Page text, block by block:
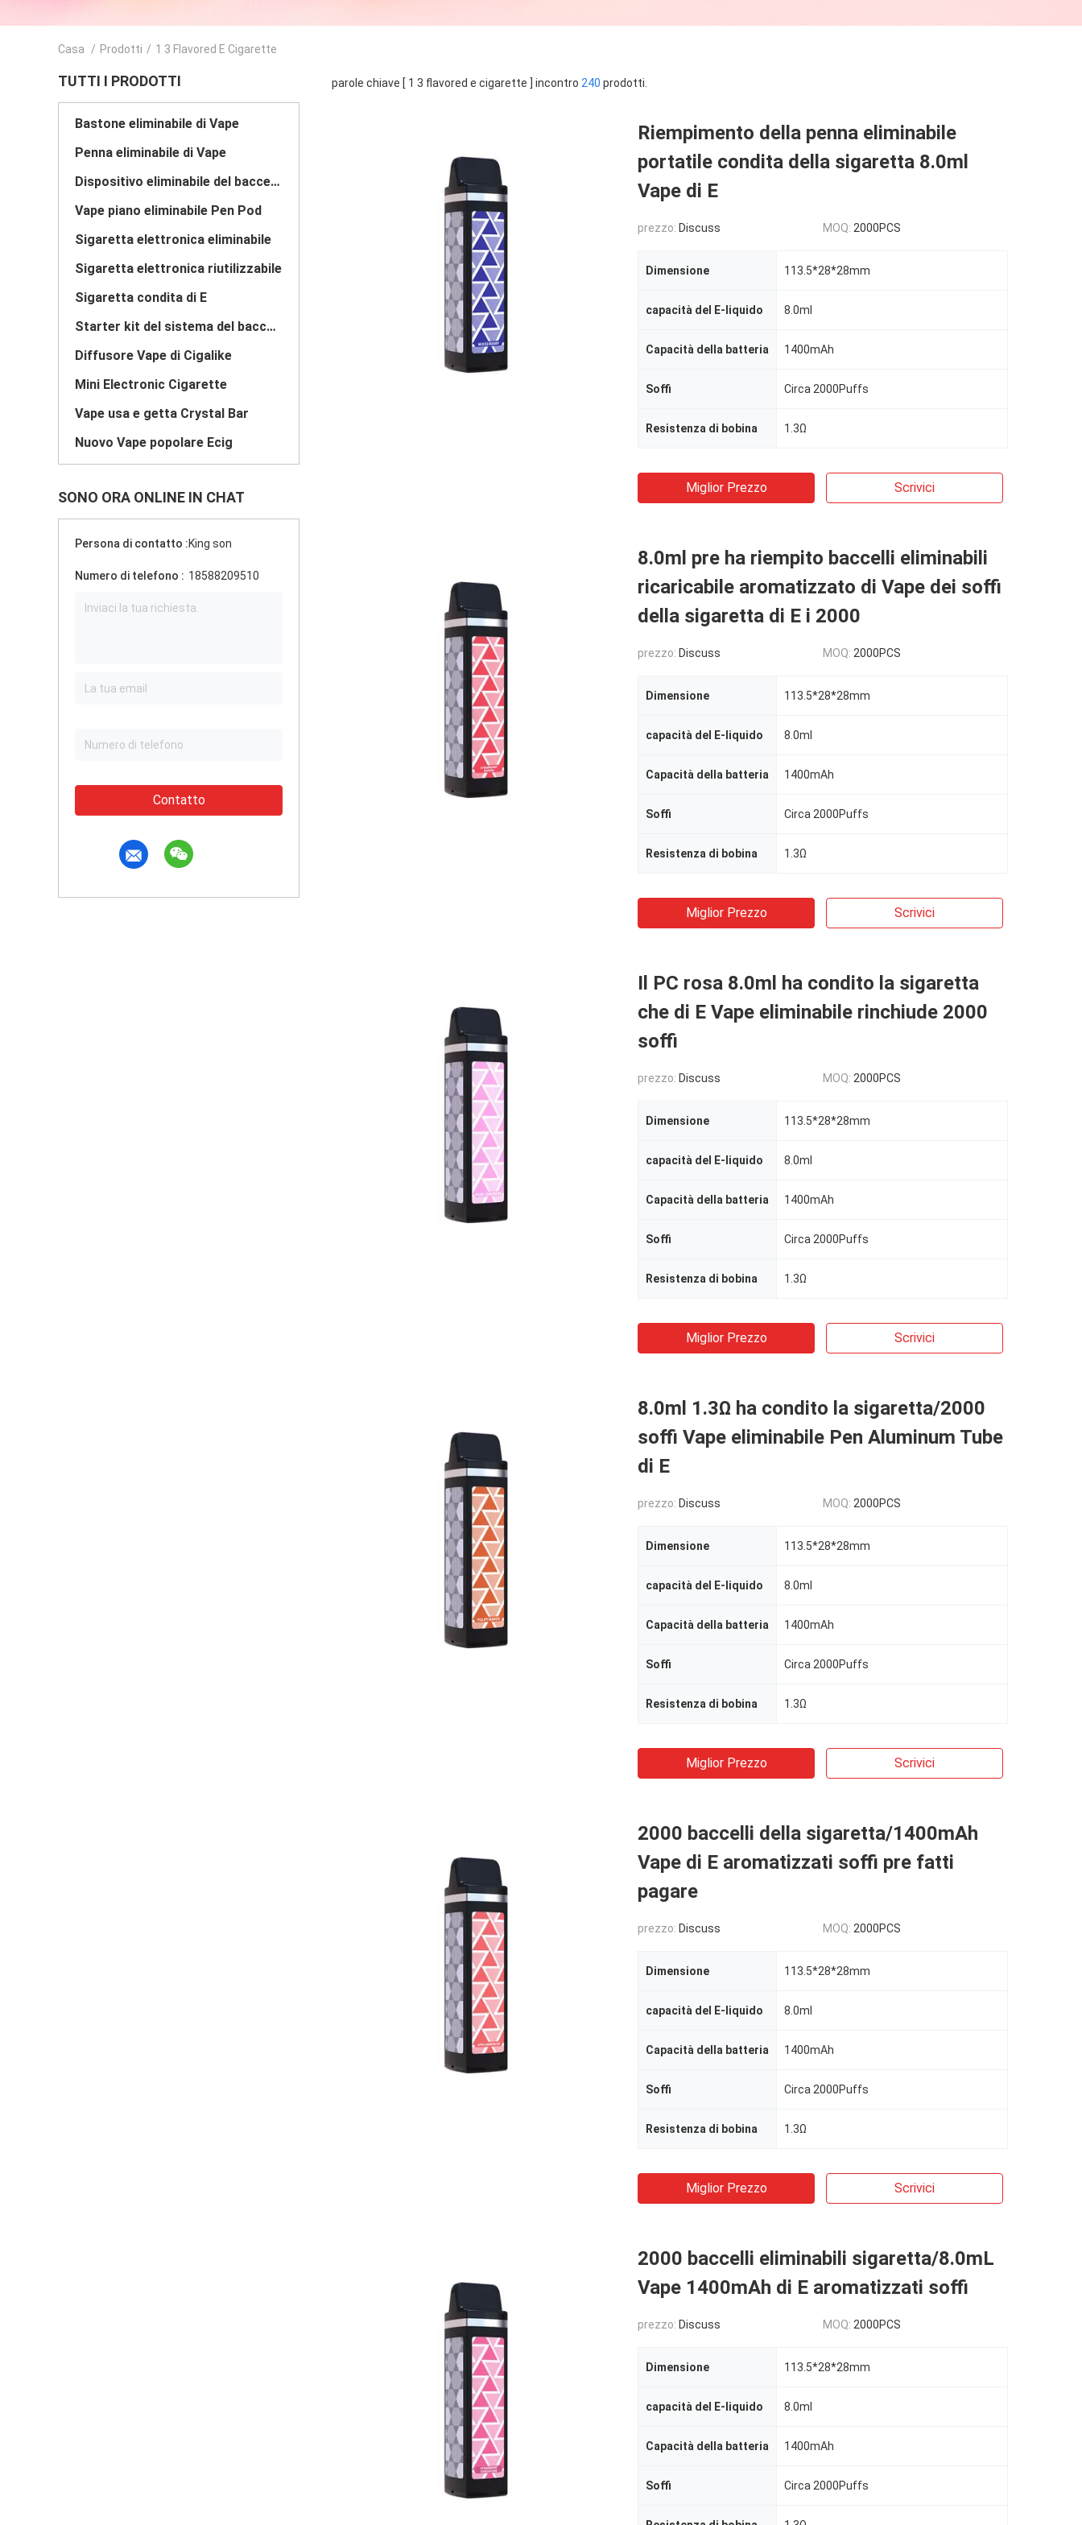
Casa / Prodotti / 1 3 Flavored E Cigarette
TUTTI I PRODOTTI
Bastone eliminabile di Vape
Penna eliminabile di Vape
Dispositivo eliminabile del baccello di Vape
Vape piano eliminabile Pen Pod
Sigaretta elettronica eliminabile
Sigaretta elettronica riutilizzabile
Sigaretta condita di E
Starter kit del sistema del baccello
Diffusore Vape di Cigalike
Mini Electronic Cigarette
Vape usa e getta Crystal Bar
Nuovo Vape popolare Ecig
SONO ORA ONLINE IN CHAT
Persona di contatto :King son
Numero di telefono : 18588209510
Contatto
parole chiave [ 1 3 flavored e cigarette ] incontro 240 prodotti.
Riempimento della penna eliminabile
portatile condita della sigaretta 8.0ml
Vape di E
prezzo: Discuss MOQ: 2000PCS
Dimensione 113.5*28*28mm
capacità del E-liquido 8.0ml
Capacità della batteria 1400mAh
Soffi Circa 2000Puffs
Resistenza di bobina 1.3Ω
Miglior Prezzo Scrivici
8.0ml pre ha riempito baccelli eliminabili
ricaricabile aromatizzato di Vape dei soffi
della sigaretta di E i 2000
prezzo: Discuss MOQ: 2000PCS
Dimensione 113.5*28*28mm
capacità del E-liquido 8.0ml
Capacità della batteria 1400mAh
Soffi Circa 2000Puffs
Resistenza di bobina 1.3Ω
Miglior Prezzo Scrivici
Il PC rosa 8.0ml ha condito la sigaretta
che di E Vape eliminabile rinchiude 2000
soffi
prezzo: Discuss MOQ: 2000PCS
Dimensione 113.5*28*28mm
capacità del E-liquido 8.0ml
Capacità della batteria 1400mAh
Soffi Circa 2000Puffs
Resistenza di bobina 1.3Ω
Miglior Prezzo Scrivici
8.0ml 1.3Ω ha condito la sigaretta/2000
soffi Vape eliminabile Pen Aluminum Tube
di E
prezzo: Discuss MOQ: 2000PCS
Dimensione 113.5*28*28mm
capacità del E-liquido 8.0ml
Capacità della batteria 1400mAh
Soffi Circa 2000Puffs
Resistenza di bobina 1.3Ω
Miglior Prezzo Scrivici
2000 baccelli della sigaretta/1400mAh
Vape di E aromatizzati soffi pre fatti
pagare
prezzo: Discuss MOQ: 2000PCS
Dimensione 113.5*28*28mm
capacità del E-liquido 8.0ml
Capacità della batteria 1400mAh
Soffi Circa 2000Puffs
Resistenza di bobina 1.3Ω
Miglior Prezzo Scrivici
2000 baccelli eliminabili sigaretta/8.0mL
Vape 1400mAh di E aromatizzati soffi
prezzo: Discuss MOQ: 2000PCS
Dimensione 113.5*28*28mm
capacità del E-liquido 8.0ml
Capacità della batteria 1400mAh
Soffi Circa 2000Puffs